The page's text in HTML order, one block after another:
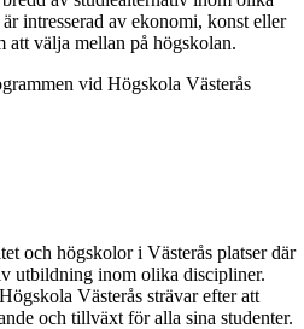
intresserad av ekonomi, konst eller
att välja mellan på högskolan.
vid Högskola Västerås
och högskolor i Västerås platser där
utbildning inom olika discipliner.
Västerås strävar efter att
och tillväxt för alla sina studenter.